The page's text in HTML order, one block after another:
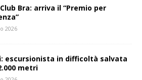
Bra: arriva il “Premio per
2026
escursionista in difficoltà salvata
metri